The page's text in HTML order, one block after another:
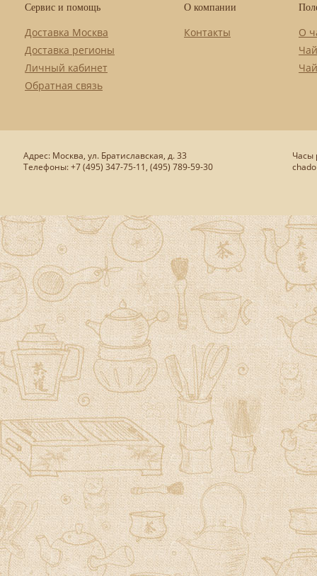
Сервис и помощь
Доставка Москва
Доставка регионы
Личный кабинет
Обратная связь
О компании
Контакты
О
Адрес: Москва, ул. Братиславская, д. 33
Телефоны: +7 (495) 347-75-11, (495) 789-59-30
Часы